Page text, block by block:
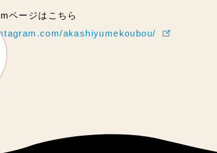
ページはこちら
akashiyumekoubou/